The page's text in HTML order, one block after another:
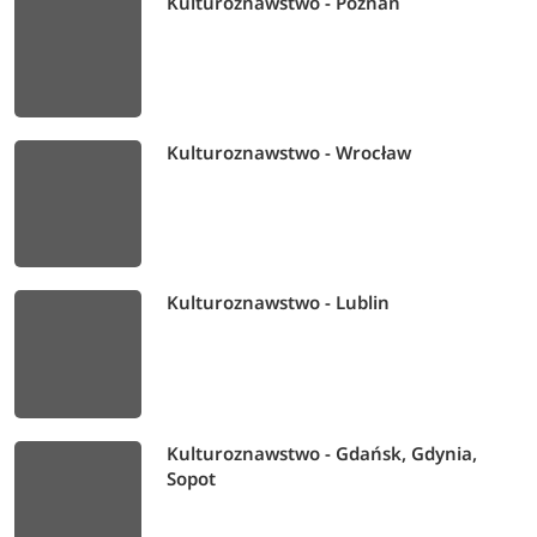
Kulturoznawstwo - Wrocław
Kulturoznawstwo - Lublin
Kulturoznawstwo - Gdańsk, Gdynia,
Sopot